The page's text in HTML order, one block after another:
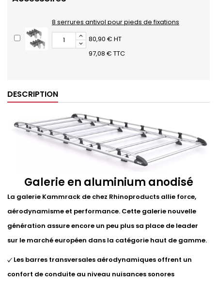
8 serrures antivol pour pieds de fixations
80,90 € HT
97,08 € TTC
DESCRIPTION
Galerie en aluminium anodisé
La galerie Kammrack de chez Rhinoproducts allie force,
aérodynamisme et performance. Cette galerie nouvelle
génération assure encore un peu plus sa place de leader
sur le marché européen dans la catégorie haut de gamme.
Les barres transversales aérodynamiques offrent un
confort de conduite au niveau nuisances sonores